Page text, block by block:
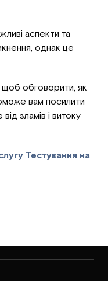
аспекти та
однак це
щоб обговорити, як
вам посилити
зламів і витоку
Тестування на